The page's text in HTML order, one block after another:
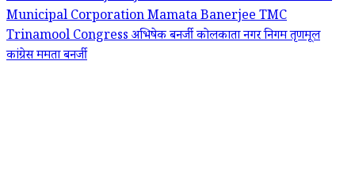
Municipal CorporationMamata BanerjeeTMC
Trinamool Congressअभिषेक बनर्जीकोलकाता नगर निगमतृणमूल
कांग्रेसममता बनर्जी